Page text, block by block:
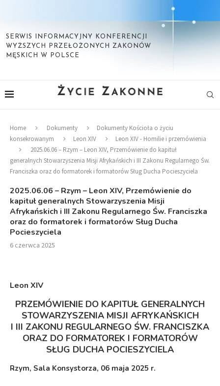
SERWIS INFORMACYJNY KONFERENCJI
WYŻSZYCH PRZEŁOŻONYCH ZAKONÓW
MĘSKICH W POLSCE
Home Dokumenty
Dokumenty Kościoła o życiu
konsekrowanym
Leon XIV
Leon XIV - Homilie i przemówienia
2025.06.06 – Rzym – Leon XIV, Przemówienie do kapituł
generalnych Stowarzyszenia Misji Afrykańskich i III Zakonu Regularnego Św.
Franciszka oraz do formatorek i formatorów Sług Ducha Pocieszyciela
2025.06.06 – Rzym – Leon XIV, Przemówienie do
kapituł generalnych Stowarzyszenia Misji
Afrykańskich i III Zakonu Regularnego Św. Franciszka
oraz do formatorek i formatorów Sług Ducha
Pocieszyciela
6 czerwca 2025
Leon XIV
PRZEMÓWIENIE DO KAPITUŁ GENERALNYCH
STOWARZYSZENIA MISJI AFRYKAŃSKICH
I III ZAKONU REGULARNEGO ŚW. FRANCISZKA
ORAZ DO FORMATOREK I FORMATORÓW
SŁUG DUCHA POCIESZYCIELA
Rzym, Sala Konsystorza, 06 maja 2025 r.